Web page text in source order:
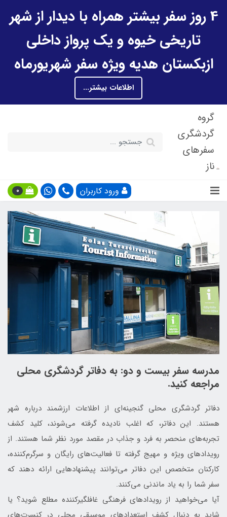
4 روز سفر بیشتر همراه با دیدار از شهر
تاریخی خیوه و یک پرواز داخلی
ازبکستان هدیه ویژه سفر شهریورماه
اطلاعات بیشتر...
گروه
گردشگری
سفرهای
ناز
ورود کاربران 0
مدرسه سفر بیست و دو: به دفاتر گردشگری محلی
مراجعه کنید.
دفاتر گردشگری محلی گنجینه‌ای از اطلاعات ارزشمند درباره شهر
هستند. این دفاتر، که اغلب نادیده گرفته می‌شوند، کلید کشف
تجربه‌های منحصر به فرد و جذاب در مقصد مورد نظر شما هستند. از
رویدادهای ویژه و مهیج گرفته تا فعالیت‌های رایگان و سرگرم‌کننده،
کارکنان متخصص این دفاتر می‌توانند پیشنهادهایی ارائه دهند که
سفر شما را به یاد ماندنی می‌کنند.
آیا می‌خواهید از رویدادهای فرهنگی غافلگیرکننده مطلع شوید؟ یا